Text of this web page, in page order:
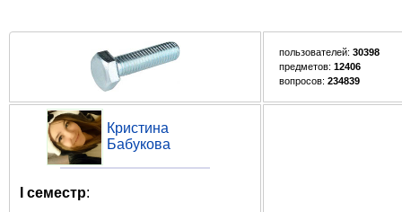
пользователей: 30398
предметов: 12406
вопросов: 234839
Кристина
Бабукова
I семестр: